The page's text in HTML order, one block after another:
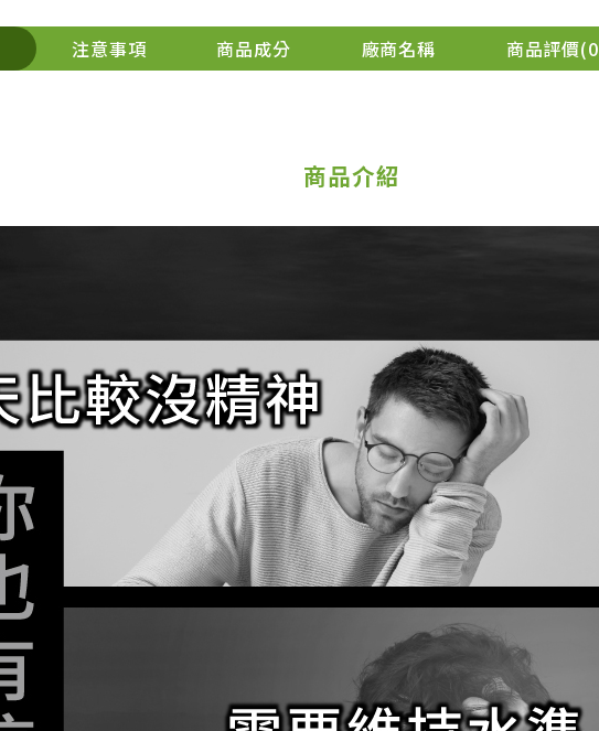
注意事項 商品成分 廠商名稱 商品評價 0
商品介紹